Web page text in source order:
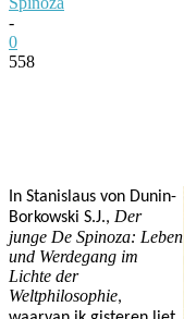
-
0
558
In Stanislaus von Dunin-
Borkowski S.J., Der
junge De Spinoza: Leben
und Werdegang im
Lichte der
Weltphilosophie,